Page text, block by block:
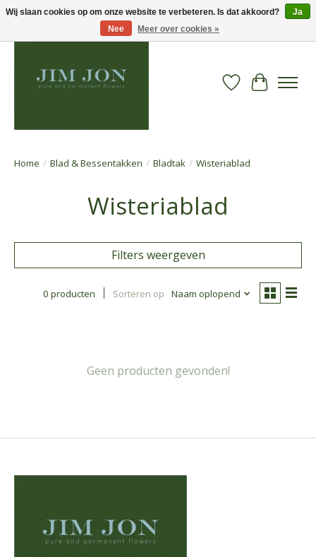
Verlanglijst
Home / Blad & Bessentakken / Bladtak / Wisteriablad
Wisteriablad
Filters weergeven
0 producten Sorteren op Naam oplopend
Geen producten gevonden!
Wij slaan cookies op om onze website te verbeteren. Is dat akkoord?
Ja
Nee
Meer over cookies »